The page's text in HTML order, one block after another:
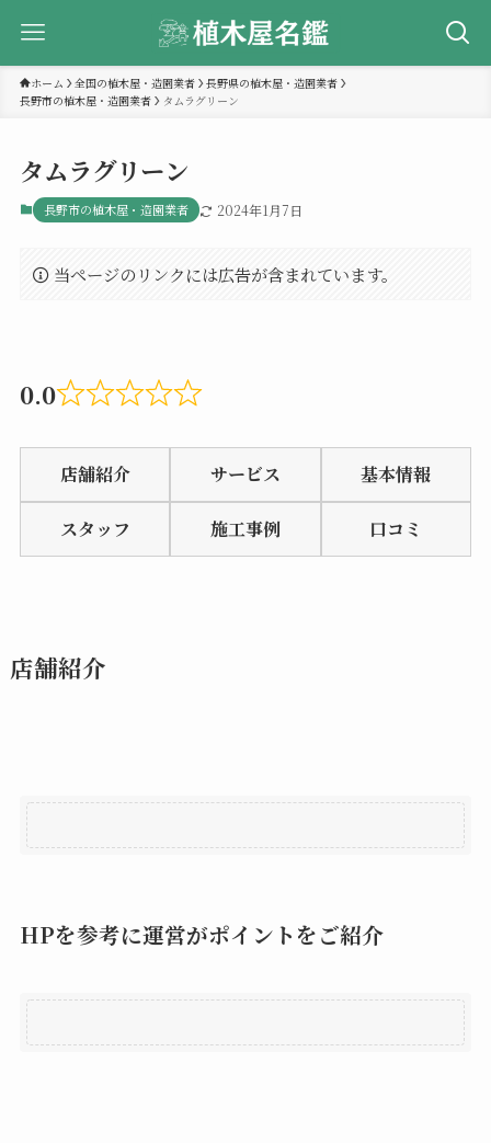
ホーム 全国の植木屋・造園業者
長野県の植木屋・造園業者
長野市の植木屋・造園業者
タムラグリーン
タムラグリーン
長野市の植木屋・造園業者 2024年1月7日
当ページのリンクには広告が含まれています。
0.0
Rated
0.0
out
5
店舗紹介 サービス 基本情報
スタッフ 施工事例 口コミ
店舗紹介
HPを参考に運営がポイントをご紹介